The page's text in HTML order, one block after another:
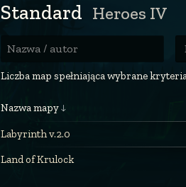
Standard Heroes IV
Nazwa / autor
Liczba map spełniająca wybrane
Nazwa mapy
Labyrinth v.2.0
Land of Krulock